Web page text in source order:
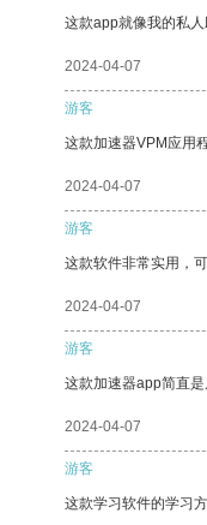
这款app就像我的私人
2024-04-07
游客
这款加速器VPM应用
2024-04-07
游客
这款软件非常实用，
2024-04-07
游客
这款加速器app简直
2024-04-07
游客
这款学习软件的学习